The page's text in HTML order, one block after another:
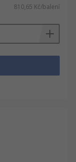
810,65 Kč/balení